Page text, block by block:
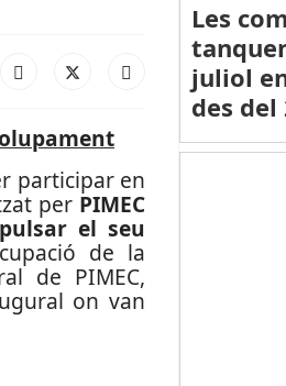
participar en
per PIMEC
el seu
de la
de PIMEC,
on van
Les
juliol
des del